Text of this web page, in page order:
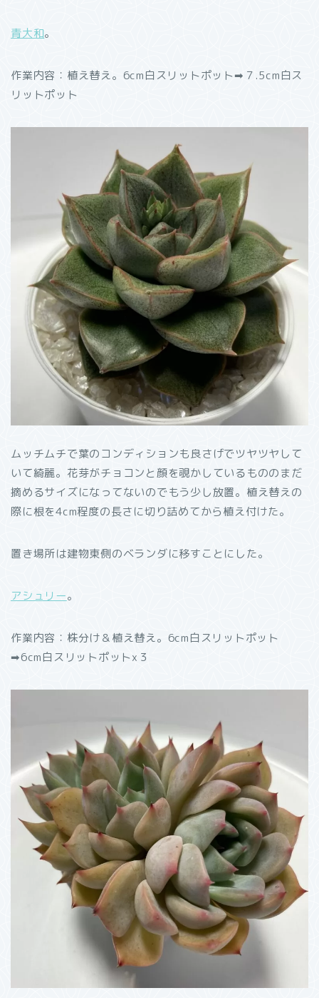
青大和。
作業内容：植え替え。6cm白スリットポット➡︎７.5cm白ス
リットポット
ムッチムチで葉のコンディションも良さげでツヤツヤして
いて綺麗。花芽がチョコンと顔を覗かしているもののまだ
摘めるサイズになってないのでもう少し放置。植え替えの
際に根を4cm程度の長さに切り詰めてから植え付けた。
置き場所は建物東側のベランダに移すことにした。
アシュリー。
作業内容：株分け＆植え替え。6cm白スリットポット
➡︎6cm白スリットポットx３